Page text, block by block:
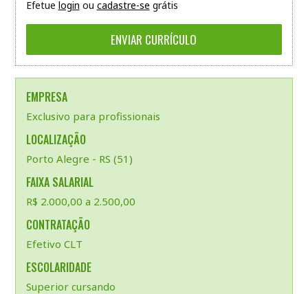
Efetue login ou cadastre-se grátis
EMPRESA
Exclusivo para profissionais
LOCALIZAÇÃO
Porto Alegre - RS (51)
FAIXA SALARIAL
R$ 2.000,00 a 2.500,00
CONTRATAÇÃO
Efetivo CLT
ESCOLARIDADE
Superior cursando